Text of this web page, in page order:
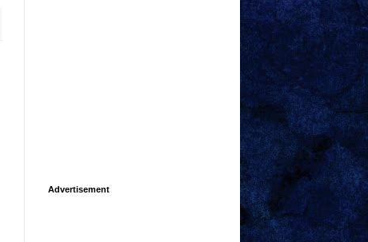
Advertisement